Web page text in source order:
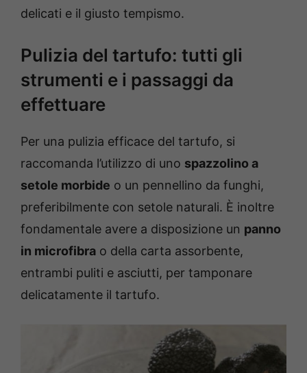
delicati e il giusto tempismo.
Pulizia del tartufo: tutti gli
strumenti e i passaggi da
effettuare
Per una pulizia efficace del tartufo, si
raccomanda l’utilizzo di uno spazzolino a
setole morbide o un pennellino da funghi,
preferibilmente con setole naturali. È inoltre
fondamentale avere a disposizione un panno
in microfibra o della carta assorbente,
entrambi puliti e asciutti, per tamponare
delicatamente il tartufo.